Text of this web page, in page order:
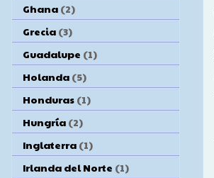
Ghana (2)
Grecia (3)
Guadalupe (1)
Holanda (5)
Honduras (1)
Hungría (2)
Inglaterra (1)
Irlanda del Norte (1)